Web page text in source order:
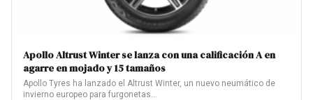
Apollo Altrust Winter se lanza con una calificación A en
agarre en mojado y 15 tamaños
Apollo Tyres ha lanzado el Altrust Winter, un nuevo neumático de
invierno europeo para furgonetas…